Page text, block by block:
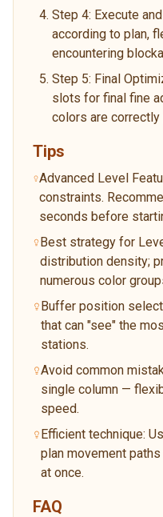
Step 4: Execute
according to plan,
encountering
Step 5: Final
slots for final fine
colors are
Tips
Advanced Level
constraints.
seconds before
Best strategy for
distribution density;
numerous color
Buffer position
that can "see" the
stations.
Avoid common
single column —
speed.
Efficient technique:
plan movement
at once.
FAQ